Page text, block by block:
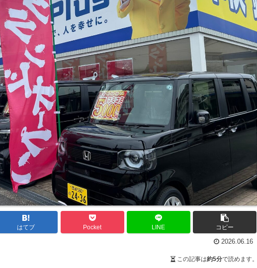
はてブ Pocket LINE コピー
2026.06.16
この記事は約5分で読めます。